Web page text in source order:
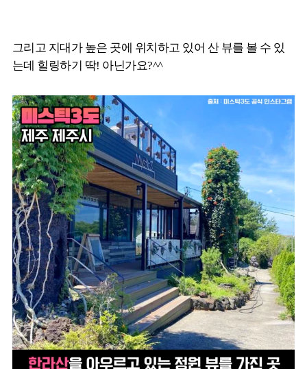
그리고 지대가 높은 곳에 위치하고 있어 산 뷰를 볼 수 있
는데 힐링하기 딱! 아닌가요?^^